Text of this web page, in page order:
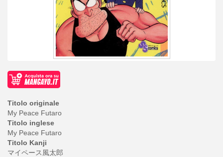
Titolo originale
My Peace Futaro
Titolo inglese
My Peace Futaro
Titolo Kanji
マイペース風太郎